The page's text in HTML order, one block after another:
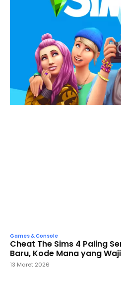
Games & Console
Cheat The Sims 4 Paling
Baru, Kode Mana yang
13 Maret 2026